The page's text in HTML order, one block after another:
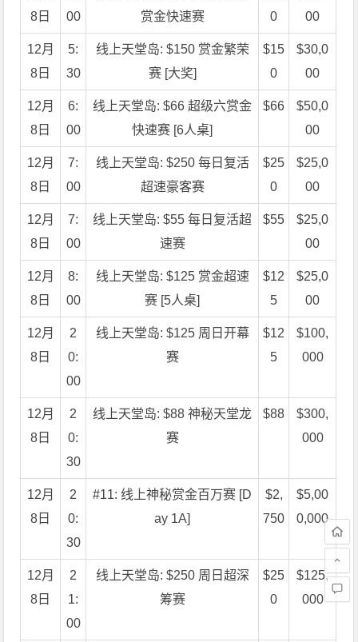
8日
00
赏金快速赛
0
00
12月
8日
5:
30
线上天堂岛: $150 赏金繁荣
赛 [大奖]
$15
0
$30,0
00
12月
8日
6:
00
线上天堂岛: $66 超级六赏金
快速赛 [6人桌]
$66
$50,0
00
12月
8日
7:
00
线上天堂岛: $250 每日复活
超速豪客赛
$25
0
$25,0
00
12月
8日
7:
00
线上天堂岛: $55 每日复活超
速赛
$55
$25,0
00
12月
8日
8:
00
线上天堂岛: $125 赏金超速
赛 [5人桌]
$12
5
$25,0
00
12月
8日
2
0:
00
线上天堂岛: $125 周日开幕
赛
$12
5
$100,
000
12月
8日
2
0:
30
线上天堂岛: $88 神秘天堂龙
赛
$88
$300,
000
12月
8日
2
0:
30
#11: 线上神秘赏金百万赛 [D
ay 1A]
$2,
750
$5,00
0,000
12月
8日
2
1:
00
线上天堂岛: $250 周日超深
筹赛
$25
0
$125,
000